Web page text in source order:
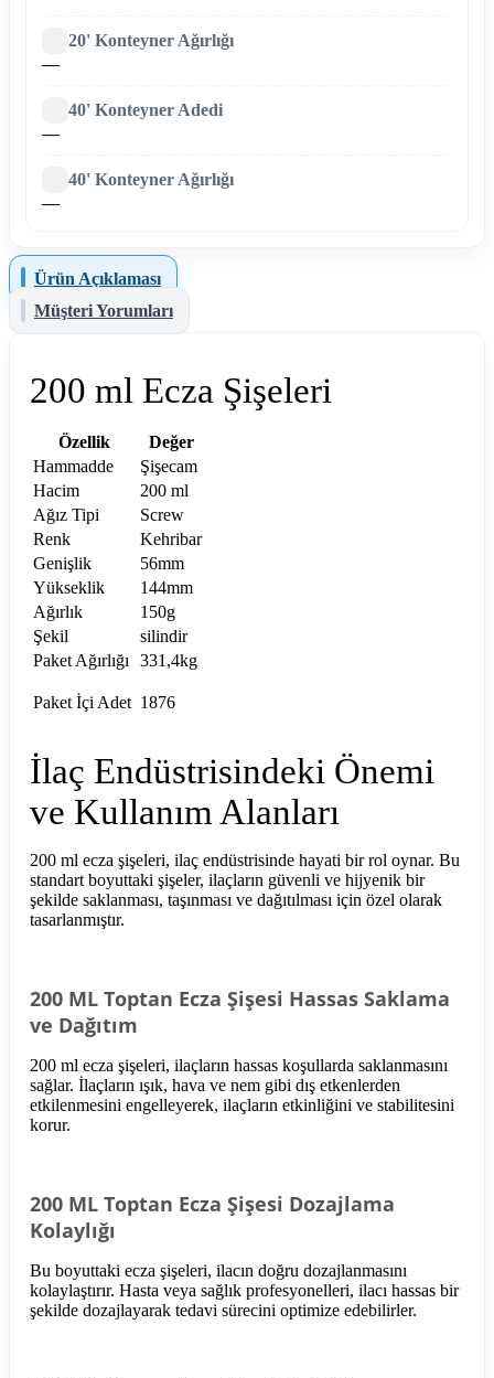
20' Konteyner Ağırlığı
—
40' Konteyner Adedi
—
40' Konteyner Ağırlığı
—
Ürün Açıklaması
Müşteri Yorumları
200 ml Ecza Şişeleri
Özellik
Değer
Hammadde
Şişecam
Hacim
200 ml
Ağız Tipi
Screw
Renk
Kehribar
Genişlik
56mm
Yükseklik
144mm
Ağırlık
150g
Şekil
silindir
Paket Ağırlığı 331,4kg
Paket İçi Adet 1876
İlaç Endüstrisindeki Önemi
ve Kullanım Alanları
200 ml ecza şişeleri, ilaç endüstrisinde hayati bir rol oynar. Bu
standart boyuttaki şişeler, ilaçların güvenli ve hijyenik bir
şekilde saklanması, taşınması ve dağıtılması için özel olarak
tasarlanmıştır.
200 ML Toptan Ecza Şişesi Hassas Saklama
ve Dağıtım
200 ml ecza şişeleri, ilaçların hassas koşullarda saklanmasını
sağlar. İlaçların ışık, hava ve nem gibi dış etkenlerden
etkilenmesini engelleyerek, ilaçların etkinliğini ve stabilitesini
korur.
200 ML Toptan Ecza Şişesi Dozajlama
Kolaylığı
Bu boyuttaki ecza şişeleri, ilacın doğru dozajlanmasını
kolaylaştırır. Hasta veya sağlık profesyonelleri, ilacı hassas bir
şekilde dozajlayarak tedavi sürecini optimize edebilirler.